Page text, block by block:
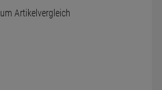
Artikelvergleich